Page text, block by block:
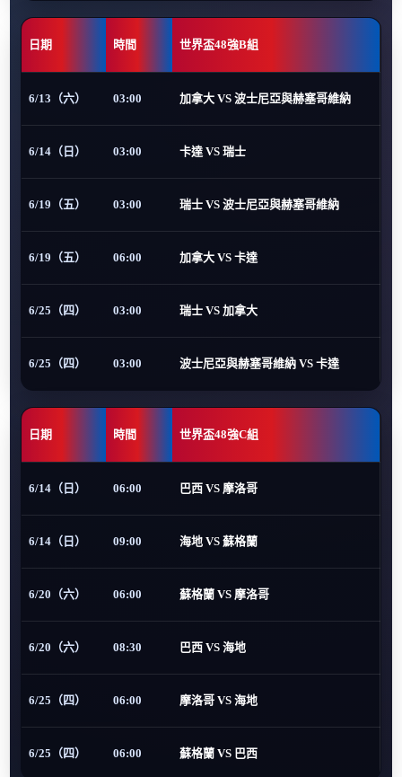
日期 時間 世界盃48強B組
6/13（六） 03:00 加拿大 VS 波士尼亞與赫塞哥維納
6/14（日） 03:00 卡達 VS 瑞士
6/19（五） 03:00 瑞士 VS 波士尼亞與赫塞哥維納
6/19（五） 06:00 加拿大 VS 卡達
6/25（四） 03:00 瑞士 VS 加拿大
6/25（四） 03:00 波士尼亞與赫塞哥維納 VS 卡達
日期 時間 世界盃48強C組
6/14（日） 06:00 巴西 VS 摩洛哥
6/14（日） 09:00 海地 VS 蘇格蘭
6/20（六） 06:00 蘇格蘭 VS 摩洛哥
6/20（六） 08:30 巴西 VS 海地
6/25（四） 06:00 摩洛哥 VS 海地
6/25（四） 06:00 蘇格蘭 VS 巴西